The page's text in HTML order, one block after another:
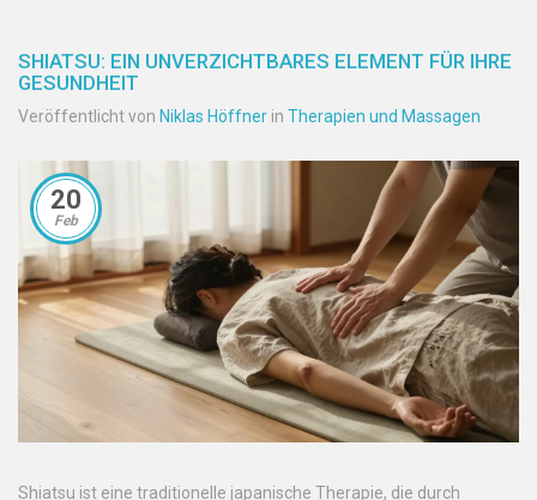
SHIATSU: EIN UNVERZICHTBARES ELEMENT FÜR IHRE
GESUNDHEIT
Veröffentlicht von Niklas Höffner in Therapien und Massagen
20
Feb
Shiatsu ist eine traditionelle japanische Therapie, die durch